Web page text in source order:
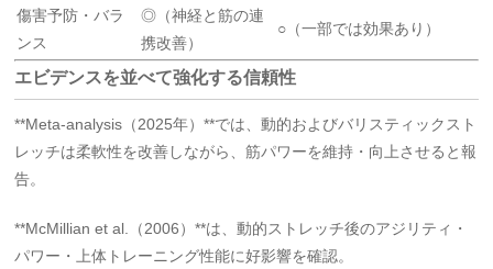
傷害予防・バラ
ンス
◎（神経と筋の連
携改善）
○（一部では効果あり）
エビデンスを並べて強化する信頼性
**Meta-analysis（2025年）**では、動的およびバリスティックスト
レッチは柔軟性を改善しながら、筋パワーを維持・向上させると報
告。
**McMillian et al.（2006）**は、動的ストレッチ後のアジリティ・
パワー・上体トレーニング性能に好影響を確認。